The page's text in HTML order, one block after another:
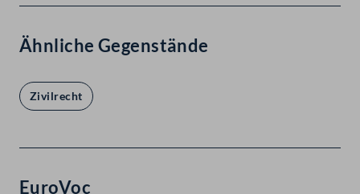
Ähnliche Gegenstände
Zivilrecht
EuroVoc